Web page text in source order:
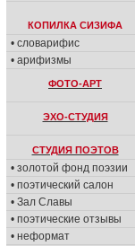
КОПИЛКА СИЗИФА
• словарифис
• арифизмы
ФОТО-АРТ
ЭХО-СТУДИЯ
СТУДИЯ ПОЭТОВ
• золотой фонд поэзии
• поэтический салон
• Зал Славы
• поэтические отзывы
• неформат